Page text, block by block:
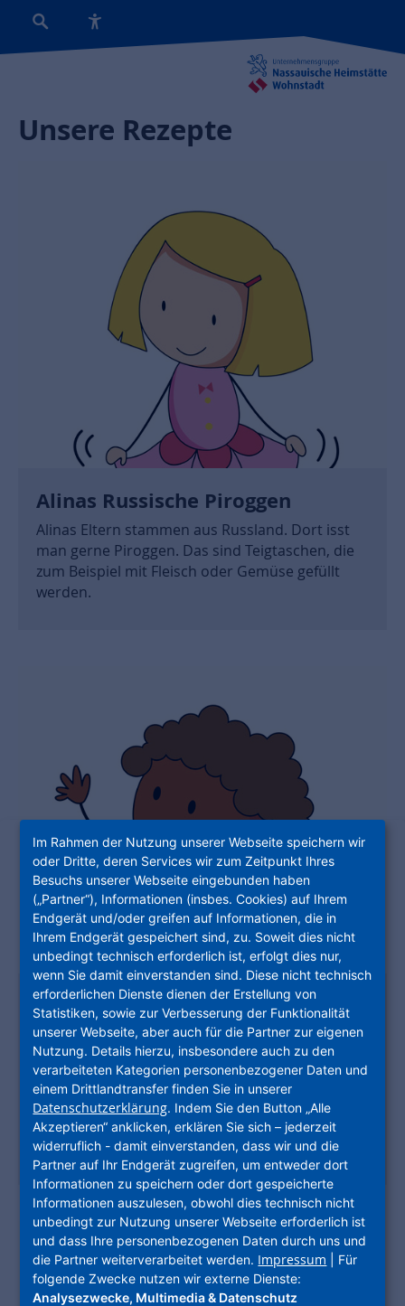
Unsere Rezepte
Alinas Russische Piroggen
Alinas Eltern stammen aus Russland. Dort isst
man gerne Piroggen. Das sind Teigtaschen, die
zum Beispiel mit Fleisch oder Gemüse gefüllt
werden.
Antonios Spaghetti mit
Tomatensoße
Antonio liebt die italienische Küche. Seine
italienische Mutter kocht Antonio besonders
gerne sein Lieblingsgericht: Spaghetti mit
Tomatensoße! Das Rezept ist kinderleicht! Habt
ihr Lust es einmal auszuprobieren?
Im Rahmen der Nutzung unserer Webseite speichern wir
oder Dritte, deren Services wir zum Zeitpunkt Ihres
Besuchs unserer Webseite eingebunden haben
(„Partner“), Informationen (insbes. Cookies) auf Ihrem
Endgerät und/oder greifen auf Informationen, die in
Ihrem Endgerät gespeichert sind, zu. Soweit dies nicht
unbedingt technisch erforderlich ist, erfolgt dies nur,
wenn Sie damit einverstanden sind. Diese nicht technisch
erforderlichen Dienste dienen der Erstellung von
Statistiken, sowie zur Verbesserung der Funktionalität
unserer Webseite, aber auch für die Partner zur eigenen
Nutzung. Details hierzu, insbesondere auch zu den
verarbeiteten Kategorien personenbezogener Daten und
einem Drittlandtransfer finden Sie in unserer
Datenschutzerklärung. Indem Sie den Button „Alle
Akzeptieren“ anklicken, erklären Sie sich – jederzeit
widerruflich - damit einverstanden, dass wir und die
Partner auf Ihr Endgerät zugreifen, um entweder dort
Informationen zu speichern oder dort gespeicherte
Informationen auszulesen, obwohl dies technisch nicht
unbedingt zur Nutzung unserer Webseite erforderlich ist
und dass Ihre personenbezogenen Daten durch uns und
die Partner weiterverarbeitet werden. Impressum | Für
folgende Zwecke nutzen wir externe Dienste:
Analysezwecke, Multimedia & Datenschutz